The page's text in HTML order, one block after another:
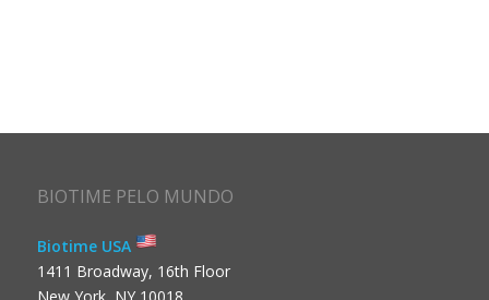
BIOTIME PELO MUNDO
Biotime USA
1411 Broadway, 16th Floor